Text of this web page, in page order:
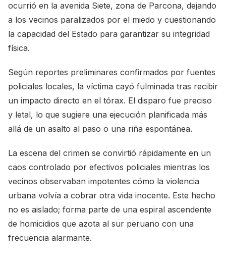
ocurrió en la avenida Siete, zona de Parcona, dejando
a los vecinos paralizados por el miedo y cuestionando
la capacidad del Estado para garantizar su integridad
física.
Según reportes preliminares confirmados por fuentes
policiales locales, la víctima cayó fulminada tras recibir
un impacto directo en el tórax. El disparo fue preciso
y letal, lo que sugiere una ejecución planificada más
allá de un asalto al paso o una riña espontánea.
La escena del crimen se convirtió rápidamente en un
caos controlado por efectivos policiales mientras los
vecinos observaban impotentes cómo la violencia
urbana volvía a cobrar otra vida inocente. Este hecho
no es aislado; forma parte de una espiral ascendente
de homicidios que azota al sur peruano con una
frecuencia alarmante.